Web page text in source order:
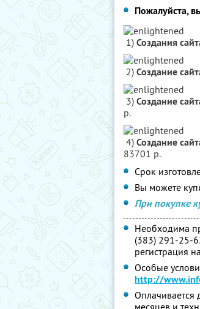
Пожалуйста,
1) Создания
2) Создание
3) Создание
р.
4) Создание
83701 р.
Срок
Вы можете
При покупке
Необходима
(383) 291-25-
регистрация
Особые
http://
Оплачивается
месяцев и